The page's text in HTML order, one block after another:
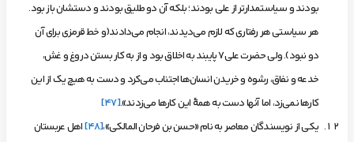
بودند و سیاستمدارتر از علی بودند؛ بلکه آن دو طلیق بودند و دستشان باز بود.
هر سیاستی هر رفتاری که لازم می‌دیدند، انجام می‌دادند(و خط قرمزی برای آن
دو نبود). ولی حضرت علی7 پایبند به اخلاق بود و از به کار بستن دروغ و غش،
خدعه و نفاق، رشوه و خریدن انسان‌ها اجتناب می‌کرد و دست به هیچ یک از این
کارها نمی‌زد، اما آنها دست به همۀ این کارها می‌زدند».[47]
یکی از نویسندگان معاصر به نام «حسن بن فرحان المالکی»،[48]
اهل عربستان